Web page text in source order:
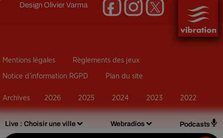
Live : Choisir une ville Webradios Podcasts
DesignOlivier Varma
Mentions légales Règlements des jeux
Notice d’information RGPD Plan du site
Archives 2026 2025 2024 2023 2022